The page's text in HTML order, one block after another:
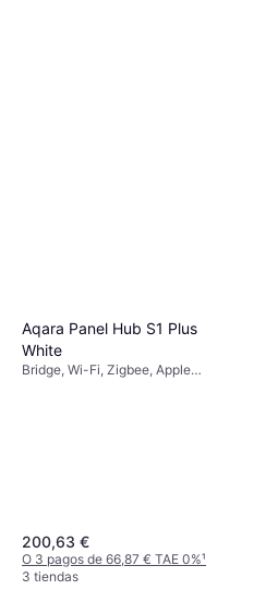
Aqara Panel Hub S1 Plus
White
Bridge, Wi-Fi, Zigbee, Apple
200,63 €
O 3 pagos de 66,87 € TAE 0%¹
3 tiendas